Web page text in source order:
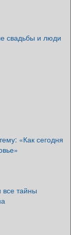
свадьбы и люди
«Как сегодня
все тайны